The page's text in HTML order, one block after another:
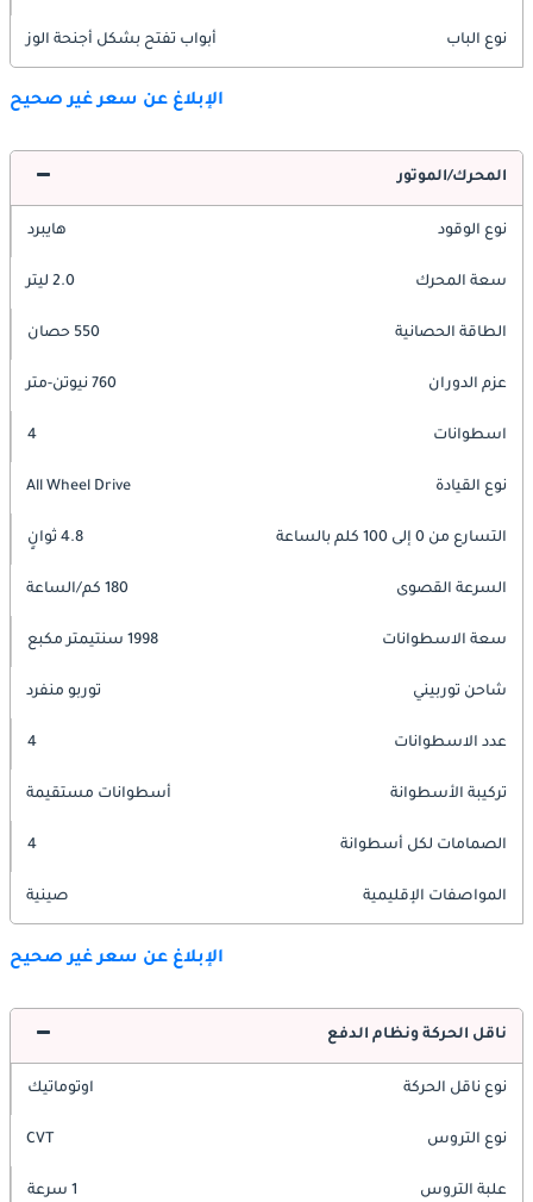
نوع الباب أبواب تفتح بشكل أجنحة الوز
الإبلاغ عن سعر غير صحيح
المحرك/الموتور
نوع الوقود هايبرد
سعة المحرك 2.0 ليتر
الطاقة الحصانية 550 حصان
عزم الدوران 760 نيوتن-متر
اسطوانات 4
نوع القيادة All Wheel Drive
التسارع من 0 إلى 100 كلم بالساعة 4.8 ثوانٍ
السرعة القصوى 180 كم/الساعة
سعة الاسطوانات 1998 سنتيمتر مكبع
شاحن توربيني توربو منفرد
عدد الاسطوانات 4
تركيبة الأسطوانة أسطوانات مستقيمة
الصمامات لكل أسطوانة 4
المواصفات الإقليمية صينية
الإبلاغ عن سعر غير صحيح
ناقل الحركة ونظام الدفع
نوع ناقل الحركة اوتوماتيك
نوع التروس CVT
علبة التروس 1 سرعة